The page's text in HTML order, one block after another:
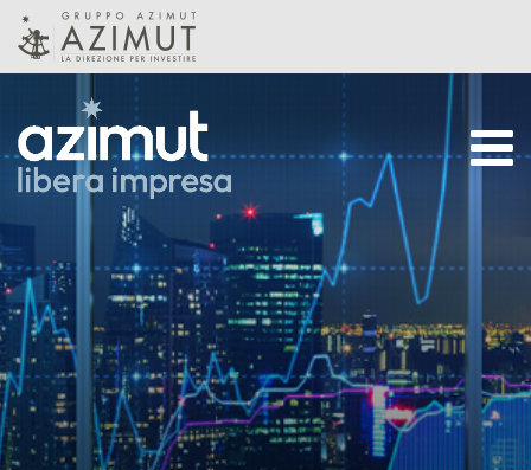
Skip to Main Content
CHI SIAMO
STRATEGIA
TEAM